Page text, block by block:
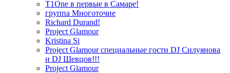
T1One в первые в Самаре!
группа Многоточие
Richard Durand!
Project Glamour
Kristina Si
Project Glamour специальные гости DJ Силуянова
и DJ Шевцов!!!
Project Glamour